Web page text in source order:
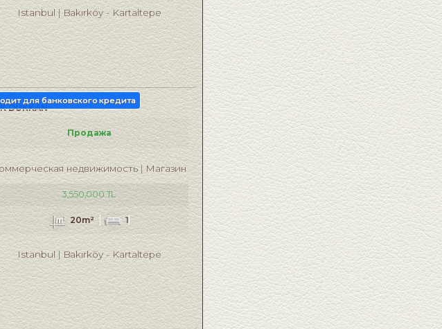
Istanbul Bakırköy-Kartaltepe
DÜKKAN
для банковского кредита
Продажа
недвижимость Магазин
3,550,000 TL
20m² 1
Istanbul Bakırköy- Kartaltepe